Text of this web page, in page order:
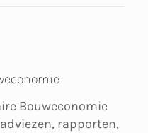
Bouweconomie
rapporten,